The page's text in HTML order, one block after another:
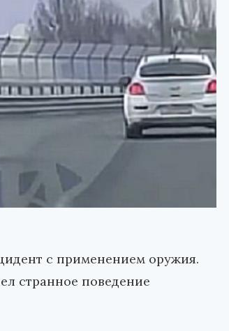
с применением оружия.
странное поведение